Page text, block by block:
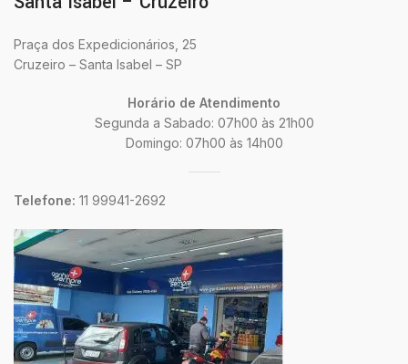
Praça dos Expedicionários, 25
Cruzeiro – Santa Isabel – SP
Horário de Atendimento
Segunda a Sabado: 07h00 às 21h00
Domingo: 07h00 às 14h00
Telefone: 11 99941-2692